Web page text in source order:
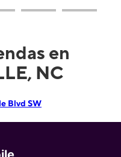
en
NC
Blvd SW